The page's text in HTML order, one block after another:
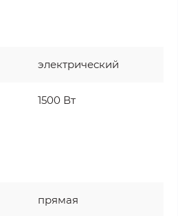
электрический
1500 Вт
прямая